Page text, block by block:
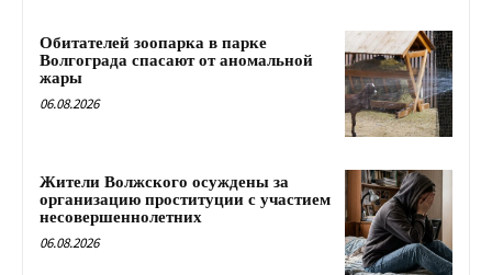
Обитателей зоопарка в парке
Волгограда спасают от аномальной
жары
06.08.2026
Жители Волжского осуждены за
организацию проституции с участием
несовершеннолетних
06.08.2026